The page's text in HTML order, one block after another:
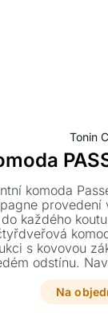
Tonin
komoda
provedení
každého
s kovovou
odstínu.
a vyberte si
Na